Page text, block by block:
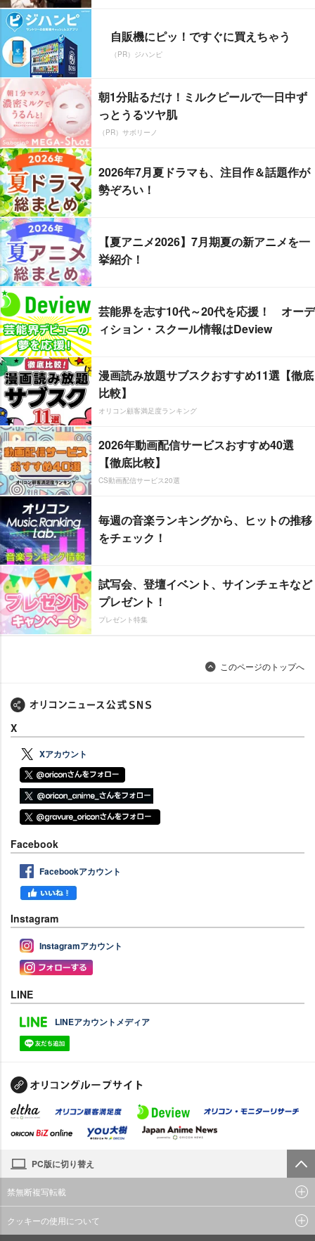
自販機にピッ！ですぐに買えちゃう
（PR）ジハンピ
朝1分貼るだけ！ミルクピールで一日中ず
っとうるツヤ肌
（PR）サボリーノ
2026年7月夏ドラマも、注目作＆話題作が
勢ぞろい！
【夏アニメ2026】7月期夏の新アニメを一
挙紹介！
芸能界を志す10代～20代を応援！ オーデ
ィション・スクール情報はDeview
漫画読み放題サブスクおすすめ11選【徹底
比較】
オリコン顧客満足度ランキング
2026年動画配信サービスおすすめ40選
【徹底比較】
CS動画配信サービス20選
毎週の音楽ランキングから、ヒットの推移
をチェック！
試写会、登壇イベント、サインチェキなど
プレゼント！
プレゼント特集
このページのトップへ
X
Xアカウント
Facebook
Facebookアカウント
Instagram
Instagramアカウント
LINE
LINEアカウントメディア
PC版に切り替え
禁無断複写転載
クッキーの使用について